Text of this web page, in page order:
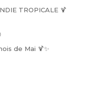
TROPICALE 🍹
de Mai 🍹✨